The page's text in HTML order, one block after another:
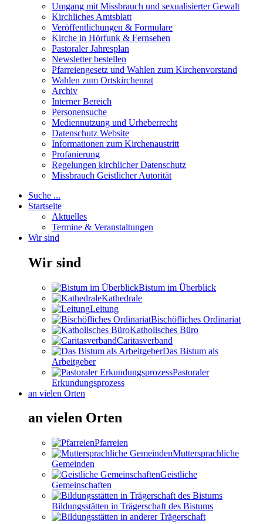
Umgang mit Missbrauch und sexualisierter Gewalt
Kirchliches Amtsblatt
Veröffentlichungen & Formulare
Kirche in Hörfunk & Fernsehen
Pastoraler Jahresplan
Newsletter bestellen
Pfarreiengesetz und Wahlen zum Kirchenvorstand
Wahlen zum Ortskirchenrat
Archiv
Interner Bereich
Personensuche
Mediennutzung und Urheberrecht
Datenschutz Website
Informationen zum Kirchenaustritt
Profanierung
Regelungen kirchlicher Datenschutz
Missbrauch Geistlicher Autorität
Suche ...
Startseite
Aktuelles
Termine & Veranstaltungen
Wir sind
Wir sind
Bistum im Überblick
Kathedrale
Leitung
Bischöfliches Ordinariat
Katholisches Büro
Caritasverband
Das Bistum als
Arbeitgeber
Pastoraler
Erkundungsprozess
an vielen Orten
an vielen Orten
Pfarreien
Muttersprachliche
Gemeinden
Geistliche
Gemeinschaften
Bildungsstätten in Trägerschaft des Bistums